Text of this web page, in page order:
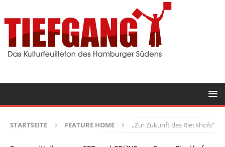
STARTSEITE FEATURE HOME „Zur Zukunft des Rieckhofs“